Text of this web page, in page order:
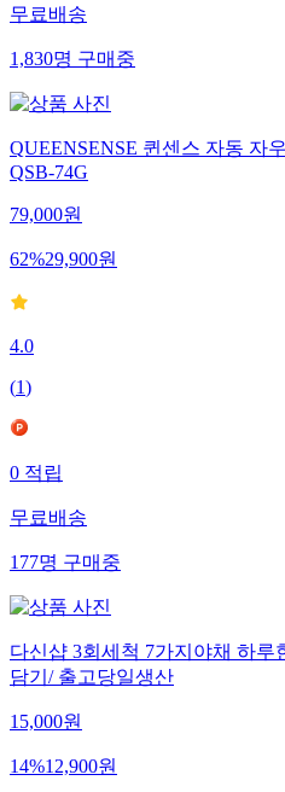
무료배송
1,830명구매중
QUEENSENSE 퀸센스 자동 자
QSB-74G
79,000원
62%29,900원
4.0
(1)
0적립
무료배송
177명구매중
다신샵 3회세척 7가지야채 하루
담기/ 출고당일생산
15,000원
14%12,900원